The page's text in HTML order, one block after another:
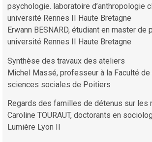
psychologie. laboratoire d’anthropologie
université Rennes II Haute Bretagne
Erwann BESNARD, étudiant en master de
université Rennes II Haute Bretagne
Synthèse des travaux des ateliers
Michel Massé, professeur à la Faculté
sciences sociales de Poitiers
Regards des familles de détenus sur les
Caroline TOURAUT, doctorants en
Lumière Lyon II